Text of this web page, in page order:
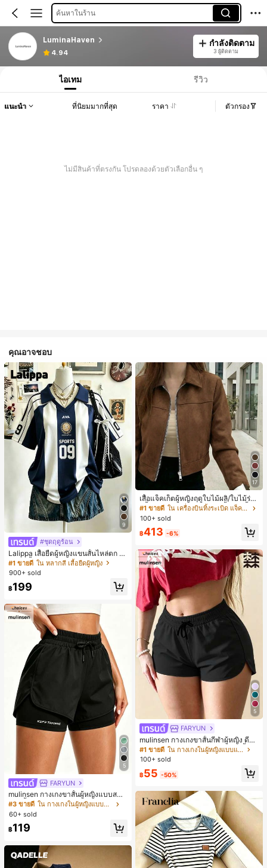
ค้นหาในร้าน
LuminaHaven
4.94
กำลังติดตาม
3 ผู้ติดตาม
ไอเทม รีวิว
แนะนำ ที่นิยมมากที่สุด ราคา ตัวกรอง
ไม่มีสินค้าที่ตรงกัน โปรดลองด้วยตัวเลือกอื่น ๆ
คุณอาจชอบ
9
#ชุดฤดูร้อน
Lalippa เสื้อยืดผู้หญิงแขนสั้นไหล่ตก ค
อวีปกเสื้อ ลายพิมพ์ดิจิทัลลายทาง สไตล์
สปอร์ตแฟชั่นมินิมอล ของขวัญสำหรับเ
พื่อน
#1 ขายดี ใน หลากสี เสื้อยืดผู้หญิง
900+ sold
฿199
5
FARYUN
mulinsen กางเกงขาสั้นผู้หญิงแบบสบา
ยๆ สีพื้น หลวม อเนกประสงค์ กางเกงขา
สั้นกีฬา 2-In-1 สำหรับวิ่ง ฟิตเนส และก
ารฝึกซ้อมกีฬาในฤดูร้อน
#3 ขายดี
ใน กางเกงในผู้หญิงแบบแอคทีฟ
60+ sold
฿119
17
เสื้อแจ็คเก็ตผู้หญิงฤดูใบไม้ผลิ/ใบไม้ร่วง
สีพื้น หนังเทียม สไตล์ปกคอเสื้อ ซิปขึ้น
แขนยาว สไตล์ลำลอง วิทยาลัย สนามบิ
น เสื้อนอก สีน้ำตาล สไตล์สบายๆ ฤดูใบ
ไม้ร่วง
#1 ขายดี
ใน เครื่องบินทิ้งระเบิด แจ็คเก็ตผู้หญิง
100+ sold
฿413 -6%
5
FARYUN
mulinsen กางเกงขาสั้นกีฬาผู้หญิง ดีไซ
น์ปลายเปิด เอวยืดหยุ่น กางเกงขาสั้น
ลำลองกีฬาฤดูร้อน ความยาว 3/4
#1 ขายดี
ใน กางเกงในผู้หญิงแบบแอคทีฟ
100+ sold
฿55 -50%